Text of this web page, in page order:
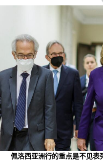
佩洛西亚洲行的重点是不见表